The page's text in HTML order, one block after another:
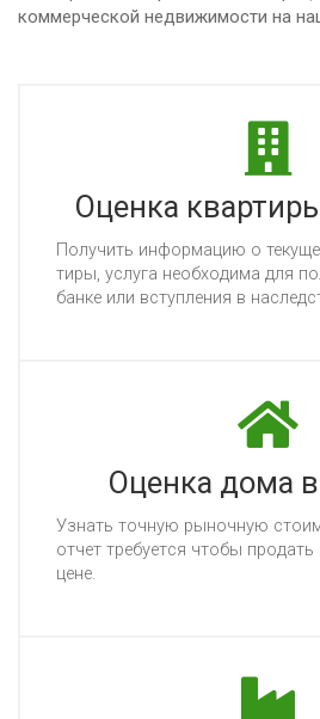
коммерческой недвижимости на
Оценка
По­лу­чить ин­фор­ма­цию о
ти­ры, ус­лу­га не­об­хо­ди­ма для
бан­ке или вступ­ле­ния в
Оценка дома
Уз­нать точ­ную ры­ноч­ную
от­чет тре­бу­ет­ся что­бы про­дать
це­не.